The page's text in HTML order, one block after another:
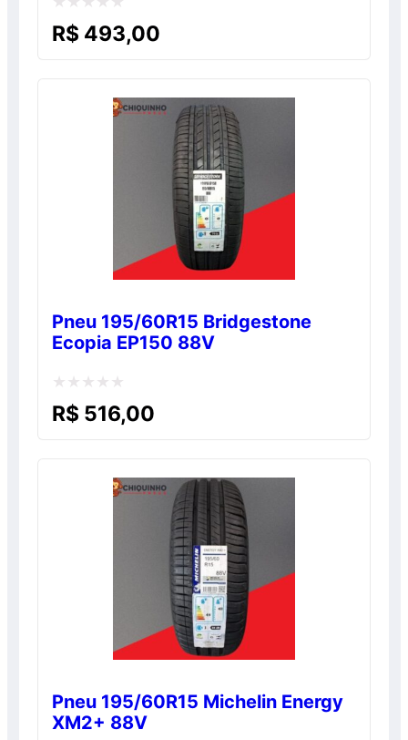
Avaliação
R$ 493,00
Pneu 195/60R15 Bridgestone
Ecopia EP150 88V
Avaliação
R$ 516,00
Pneu 195/60R15 Michelin Energy
XM2+ 88V